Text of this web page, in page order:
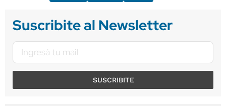
Suscribite al Newsletter
SUSCRIBITE